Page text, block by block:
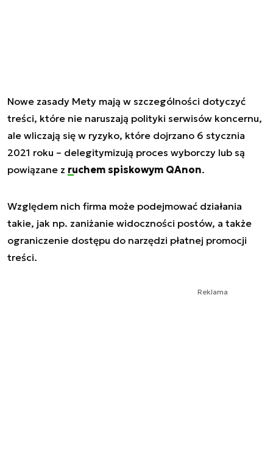
Nowe zasady Mety mają w szczególności dotyczyć
treści, które nie naruszają polityki serwisów koncernu,
ale wliczają się w ryzyko, które dojrzano 6 stycznia
2021 roku – delegitymizują proces wyborczy lub są
powiązane z ruchem spiskowym QAnon.
Względem nich firma może podejmować działania
takie, jak np. zaniżanie widoczności postów, a także
ograniczenie dostępu do narzędzi płatnej promocji
treści.
Reklama